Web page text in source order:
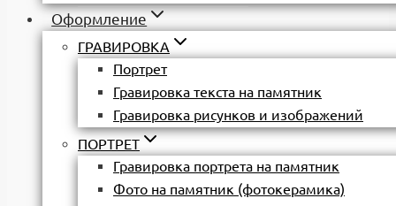
Оформление
ГРАВИРОВКА
Портрет
Гравировка текста на памятник
Гравировка рисунков и изображений
ПОРТРЕТ
Гравировка портрета на памятник
Фото на памятник (фотокерамика)